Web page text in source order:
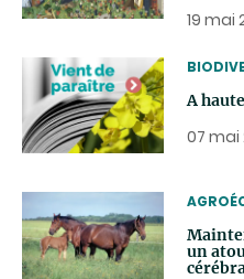
19 mai
A
07 mai
un